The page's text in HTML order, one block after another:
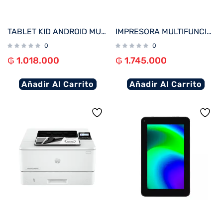
TABLET KID ANDROID MULTILASER NB623 QC/64GB/4G/9″/WIFI/AZUL PAW PATROL
0
₲ 1.018.000
Añadir Al Carrito
IMPRESORA MULTIFUNCIONAL HP SMART TANK 580 IMP/COP/SCA/USB/WIFI/BT/BIVOLT
0
₲ 1.745.000
Añadir Al Carrito